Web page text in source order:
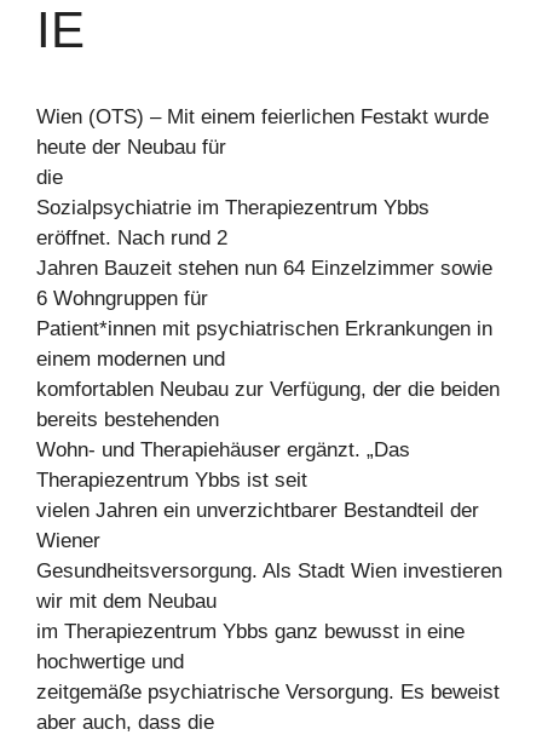
IE
Wien (OTS) – Mit einem feierlichen Festakt wurde
heute der Neubau für
die
Sozialpsychiatrie im Therapiezentrum Ybbs
eröffnet. Nach rund 2
Jahren Bauzeit stehen nun 64 Einzelzimmer sowie
6 Wohngruppen für
Patient*innen mit psychiatrischen Erkrankungen in
einem modernen und
komfortablen Neubau zur Verfügung, der die beiden
bereits bestehenden
Wohn- und Therapiehäuser ergänzt. „Das
Therapiezentrum Ybbs ist seit
vielen Jahren ein unverzichtbarer Bestandteil der
Wiener
Gesundheitsversorgung. Als Stadt Wien investieren
wir mit dem Neubau
im Therapiezentrum Ybbs ganz bewusst in eine
hochwertige und
zeitgemäße psychiatrische Versorgung. Es beweist
aber auch, dass die